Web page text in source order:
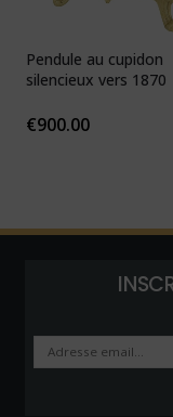
Pendule au cupidon
silencieux vers 1870
€900.00